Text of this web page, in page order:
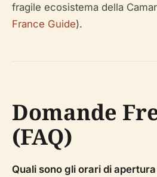
fragile ecosistema della
France Guide).
Domande
(FAQ)
Quali sono gli orari di